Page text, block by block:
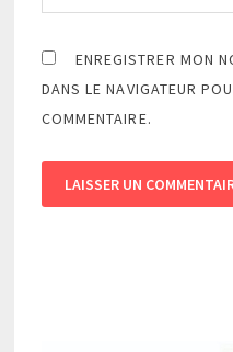
ENREGISTRER MON
DANS LE NAVIGATEUR
COMMENTAIRE.